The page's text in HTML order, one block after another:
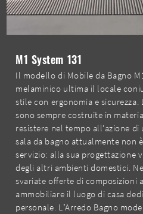
M1 System 131
Il modello di Mobile da Bagno
melaminico ultima il locale
stile con ergonomia e
sono sempre costruite in
resistere nel tempo all'azione
sala da bagno attualmente non
servizio: alla sua progettazione
degli altri ambienti domestici.
svariate offerte di composizioni
ammobiliare il luogo di casa
personale. L’Arredo Bagno